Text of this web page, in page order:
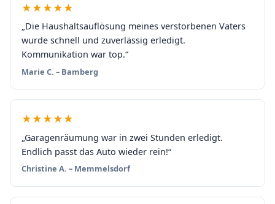
★★★★★
„Die Haushaltsauflösung meines verstorbenen Vaters
wurde schnell und zuverlässig erledigt.
Kommunikation war top.“
Marie C. – Bamberg
★★★★★
„Garagenräumung war in zwei Stunden erledigt.
Endlich passt das Auto wieder rein!“
Christine A. – Memmelsdorf